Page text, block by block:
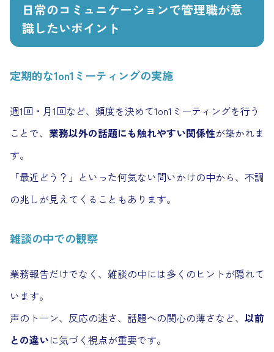
日常のコミュニケーションで管理職が意
識したいポイント
定期的な1on1ミーティングの実施
週1回・月1回など、頻度を決めて1on1ミーティングを行う
ことで、 業務以外の話題にも触れやすい関係性が築かれま
す。
「最近どう？」といった何気ない問いかけの中から、不調
の兆しが見えてくることもあります。
雑談の中での観察
業務報告だけでなく、雑談の中には多くのヒントが隠れて
います。
声のトーン、反応の速さ、話題への関心の薄さなど、 以前
との違いに気づく視点が重要です。